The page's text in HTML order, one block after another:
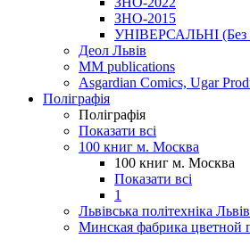
ЗНО-2015
УНІВЕРСАЛЬНІ (Без
Деол Львів
MM publications
Asgardian Comics, Ugar
Поліграфія
Поліграфія
Показати всі
100 книг м. Москва
100 книг м. Москва
Показати всі
1
Львівська політехніка Львів
Минская фабрика цветной